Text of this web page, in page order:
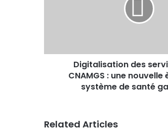
Digitalisation des
CNAMGS : une nouvelle
système de santé
Related Articles